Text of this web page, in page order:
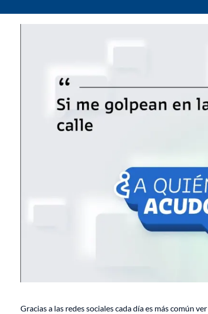
Gracias a las redes sociales cada día es más común ver